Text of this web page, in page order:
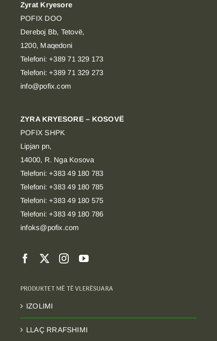
Zyrat Kryesore
POFIX DOO
Dereboj Bb, Tetovë,
1200, Maqedoni
Telefoni: +389 71 329 173
Telefoni: +389 71 329 273
info@pofix.com
ZYRA KRYESORE – KOSOVË
POFIX SHPK
Lipjan pn,
14000, R. Nga Kosova
Telefoni: +383 49 180 783
Telefoni: +383 49 180 785
Telefoni: +383 49 180 575
Telefoni: +383 49 180 786
infoks@pofix.com
PRODUKTET MË TË VLERËSUARA
IZOLIMI
LLAÇ RRAFSHIMI